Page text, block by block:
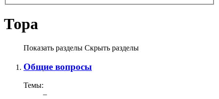
Тора
Показать разделы Скрыть разделы
Общие вопросы
Темы:
–